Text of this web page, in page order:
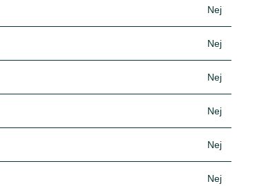
Nej
Nej
Nej
Nej
Nej
Nej